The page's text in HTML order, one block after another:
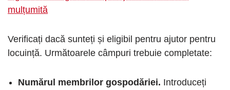
mulțumită
Verificați dacă sunteți și eligibil pentru ajutor pentru
locuință. Următoarele câmpuri trebuie completate:
Numărul membrilor gospodăriei. Introduceți